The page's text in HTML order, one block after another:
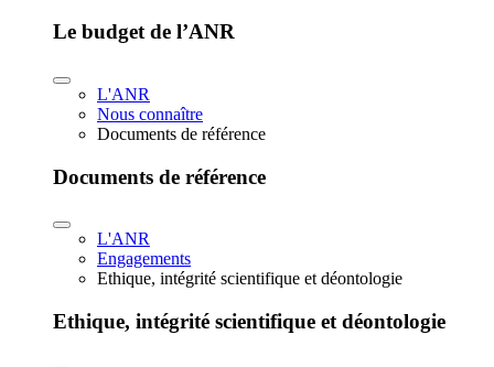
Le budget de l’ANR
L'ANR
Nous connaître
Documents de référence
Documents de référence
L'ANR
Engagements
Ethique, intégrité scientifique et déontologie
Ethique, intégrité scientifique et déontologie